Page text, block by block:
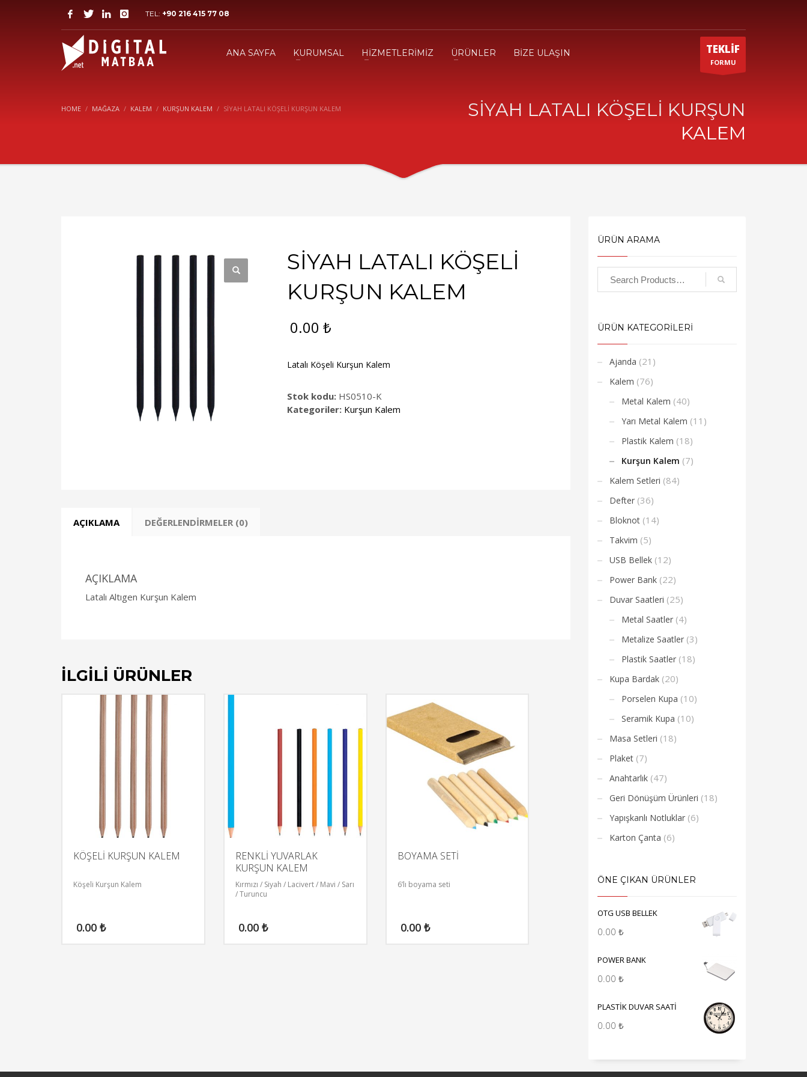
TEL: +90 216 415 77 08
ANA SAYFA KURUMSAL HİZMETLERİMİZ ÜRÜNLER BİZE ULAŞIN TEKLİF
FORMU
HOME MAĞAZA KALEM KURŞUN KALEM SİYAH LATALI KÖŞELİ KURŞUN KALEM
SİYAH LATALI KÖŞELİ KURŞUN
KALEM
SİYAH LATALI KÖŞELİ
KURŞUN KALEM
0.00₺
Latalı Köşeli Kurşun Kalem
Stok kodu: HS0510-K
Kategoriler: Kurşun Kalem
AÇIKLAMA DEĞERLENDIRMELER (0)
AÇIKLAMA
Latalı Altıgen Kurşun Kalem
İLGILI ÜRÜNLER
KÖŞELİ KURŞUN KALEM
Köşeli Kurşun Kalem
0.00 ₺
RENKLİ YUVARLAK
KURŞUN KALEM
Kırmızı / Siyah / Lacivert / Mavi / Sarı
/ Turuncu
0.00 ₺
BOYAMA SETİ
6’lı boyama seti
0.00 ₺
ÜRÜN ARAMA
ÜRÜN KATEGORİLERİ
Ajanda (21)
Kalem (76)
Metal Kalem (40)
Yarı Metal Kalem (11)
Plastik Kalem (18)
Kurşun Kalem (7)
Kalem Setleri (84)
Defter (36)
Bloknot (14)
Takvim (5)
USB Bellek (12)
Power Bank (22)
Duvar Saatleri (25)
Metal Saatler (4)
Metalize Saatler (3)
Plastik Saatler (18)
Kupa Bardak (20)
Porselen Kupa (10)
Seramik Kupa (10)
Masa Setleri (18)
Plaket (7)
Anahtarlık (47)
Geri Dönüşüm Ürünleri (18)
Yapışkanlı Notluklar (6)
Karton Çanta (6)
ÖNE ÇIKAN ÜRÜNLER
OTG USB BELLEK
0.00 ₺
POWER BANK
0.00 ₺
PLASTİK DUVAR SAATİ
0.00 ₺